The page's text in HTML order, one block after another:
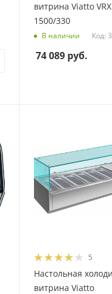
витрина Viatto VRX
1500/330
В наличии Код:
74 089руб.
5
Настольная
витрина Viatto